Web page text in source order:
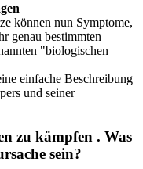
können nun Symptome,
genau bestimmten
"biologischen
einfache Beschreibung
und seiner
zu kämpfen . Was
sein?